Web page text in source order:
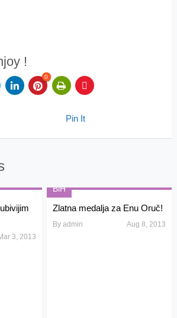
!
0
Pin It
3, 2013
BiH
Zlatna medalja za Enu Oruč!
Byadmin Aug 8, 2013